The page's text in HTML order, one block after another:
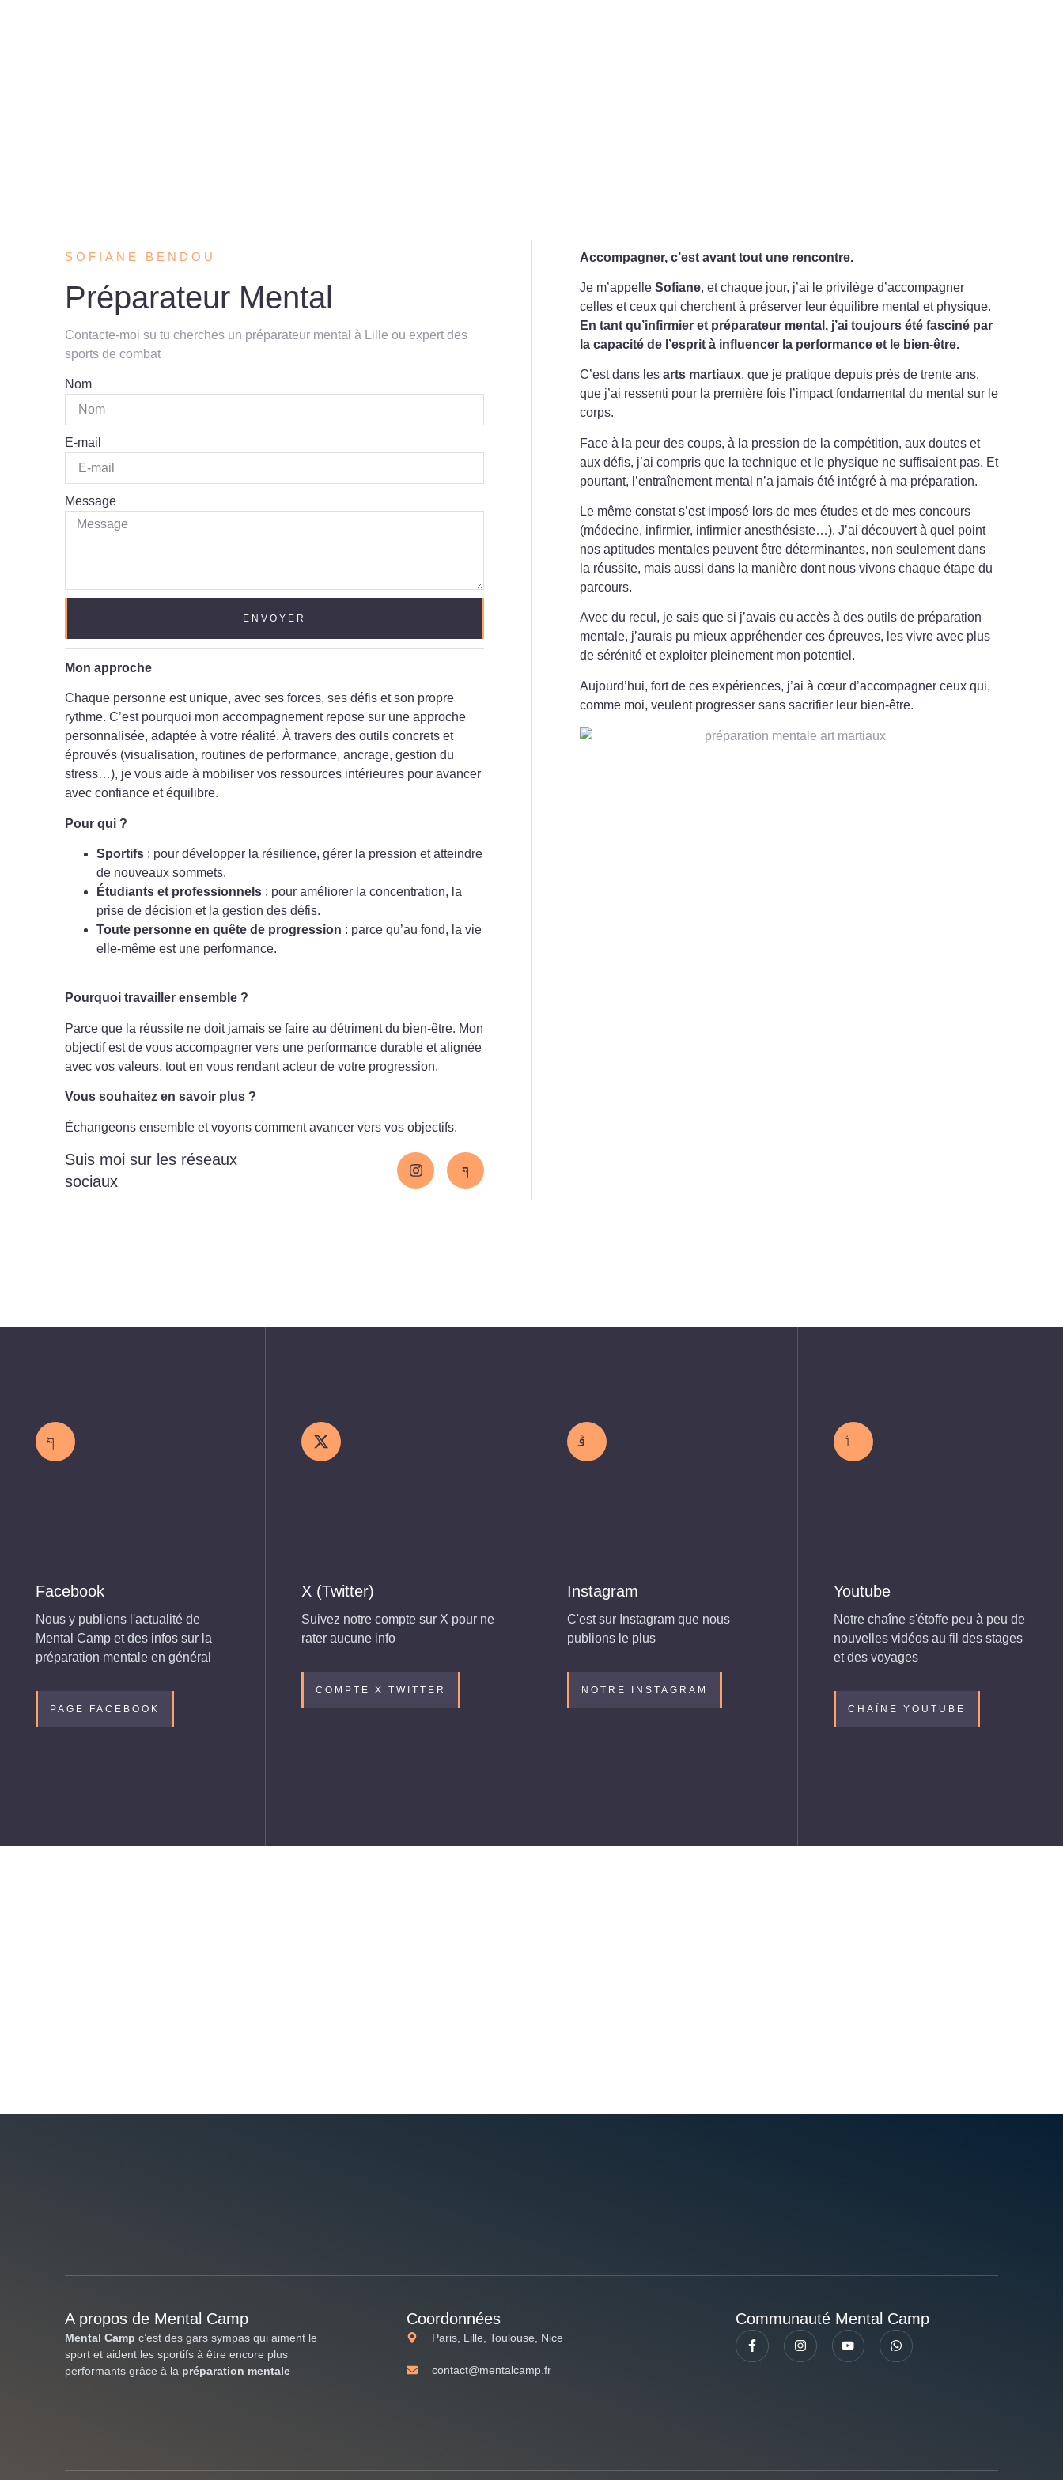
SOFIANE BENDOU
Préparateur Mental
Contacte-moi su tu cherches un préparateur mental à Lille ou expert des
sports de combat
Nom
E-mail
Message
ENVOYER
Mon approche
Chaque personne est unique, avec ses forces, ses défis et son propre
rythme. C’est pourquoi mon accompagnement repose sur une approche
personnalisée, adaptée à votre réalité. À travers des outils concrets et
éprouvés (visualisation, routines de performance, ancrage, gestion du
stress…), je vous aide à mobiliser vos ressources intérieures pour avancer
avec confiance et équilibre.
Pour qui ?
Sportifs : pour développer la résilience, gérer la pression et atteindre
de nouveaux sommets.
Étudiants et professionnels : pour améliorer la concentration, la
prise de décision et la gestion des défis.
Toute personne en quête de progression : parce qu’au fond, la vie
elle-même est une performance.
Pourquoi travailler ensemble ?
Parce que la réussite ne doit jamais se faire au détriment du bien-être. Mon
objectif est de vous accompagner vers une performance durable et alignée
avec vos valeurs, tout en vous rendant acteur de votre progression.
Vous souhaitez en savoir plus ?
Échangeons ensemble et voyons comment avancer vers vos objectifs.
Suis moi sur les réseaux
sociaux
Accompagner, c’est avant tout une rencontre.
Je m’appelle Sofiane, et chaque jour, j’ai le privilège d’accompagner
celles et ceux qui cherchent à préserver leur équilibre mental et physique.
En tant qu’infirmier et préparateur mental, j’ai toujours été fasciné par
la capacité de l’esprit à influencer la performance et le bien-être.
C’est dans les arts martiaux, que je pratique depuis près de trente ans,
que j’ai ressenti pour la première fois l’impact fondamental du mental sur le
corps.
Face à la peur des coups, à la pression de la compétition, aux doutes et
aux défis, j’ai compris que la technique et le physique ne suffisaient pas. Et
pourtant, l’entraînement mental n’a jamais été intégré à ma préparation.
Le même constat s’est imposé lors de mes études et de mes concours
(médecine, infirmier, infirmier anesthésiste…). J’ai découvert à quel point
nos aptitudes mentales peuvent être déterminantes, non seulement dans
la réussite, mais aussi dans la manière dont nous vivons chaque étape du
parcours.
Avec du recul, je sais que si j’avais eu accès à des outils de préparation
mentale, j’aurais pu mieux appréhender ces épreuves, les vivre avec plus
de sérénité et exploiter pleinement mon potentiel.
Aujourd’hui, fort de ces expériences, j’ai à cœur d’accompagner ceux qui,
comme moi, veulent progresser sans sacrifier leur bien-être.
Facebook
Nous y publions l'actualité de
Mental Camp et des infos sur la
préparation mentale en général
PAGE FACEBOOK
X (Twitter)
Suivez notre compte sur X pour ne
rater aucune info
COMPTE X TWITTER
Instagram
C'est sur Instagram que nous
publions le plus
NOTRE INSTAGRAM
Youtube
Notre chaîne s'étoffe peu à peu de
nouvelles vidéos au fil des stages
et des voyages
CHAÎNE YOUTUBE
A propos de Mental Camp
Mental Camp c’est des gars sympas qui aiment le
sport et aident les sportifs à être encore plus
performants grâce à la préparation mentale
Coordonnées
Paris, Lille, Toulouse, Nice
contact@mentalcamp.fr
Communauté Mental Camp